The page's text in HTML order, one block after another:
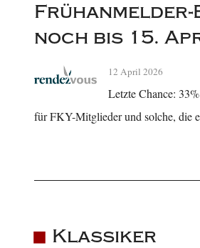
Frühanmelder-
noch bis 15.
12 April 2026
Letzte Chance:
für FKY-Mitglieder und solche, die
Klassiker